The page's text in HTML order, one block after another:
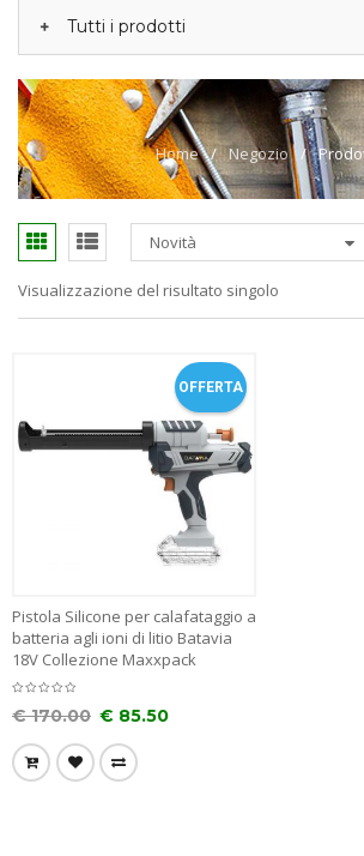
Tutti i prodotti
Home / Negozio /
Novità
Visualizzazione del risultato singolo
OFFERTA
Pistola Silicone per calafataggio a
batteria agli ioni di litio Batavia
18V Collezione Maxxpack
€170.00 € 85.50